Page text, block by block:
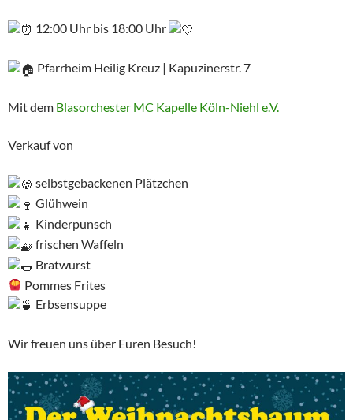
12:00 Uhr bis 18:00 Uhr
Pfarrheim Heilig Kreuz | Kapuzinerstr. 7
Mit dem Blasorchester MC Kapelle Köln-Niehl e.V.
Verkauf von
selbstgebackenen Plätzchen
Glühwein
Kinderpunsch
frischen Waffeln
Bratwurst
Pommes Frites
Erbsensuppe
Wir freuen uns über Euren Besuch!